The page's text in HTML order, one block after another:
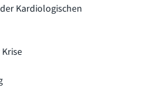
Kardiologischen